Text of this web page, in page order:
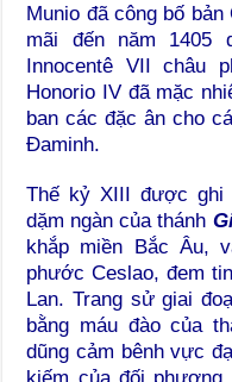
Munio đã công bố
mãi đến năm 1405
Innocentê VII châu
Honorio IV đã mặc
ban các đặc ân cho
Đaminh.
Thế kỷ XIII được ghi
dặm ngàn của thánh
khắp miền Bắc Âu,
phước Ceslao, đem
Lan. Trang sử giai
bằng máu đào của
dũng cảm bênh vực
kiếm của đối